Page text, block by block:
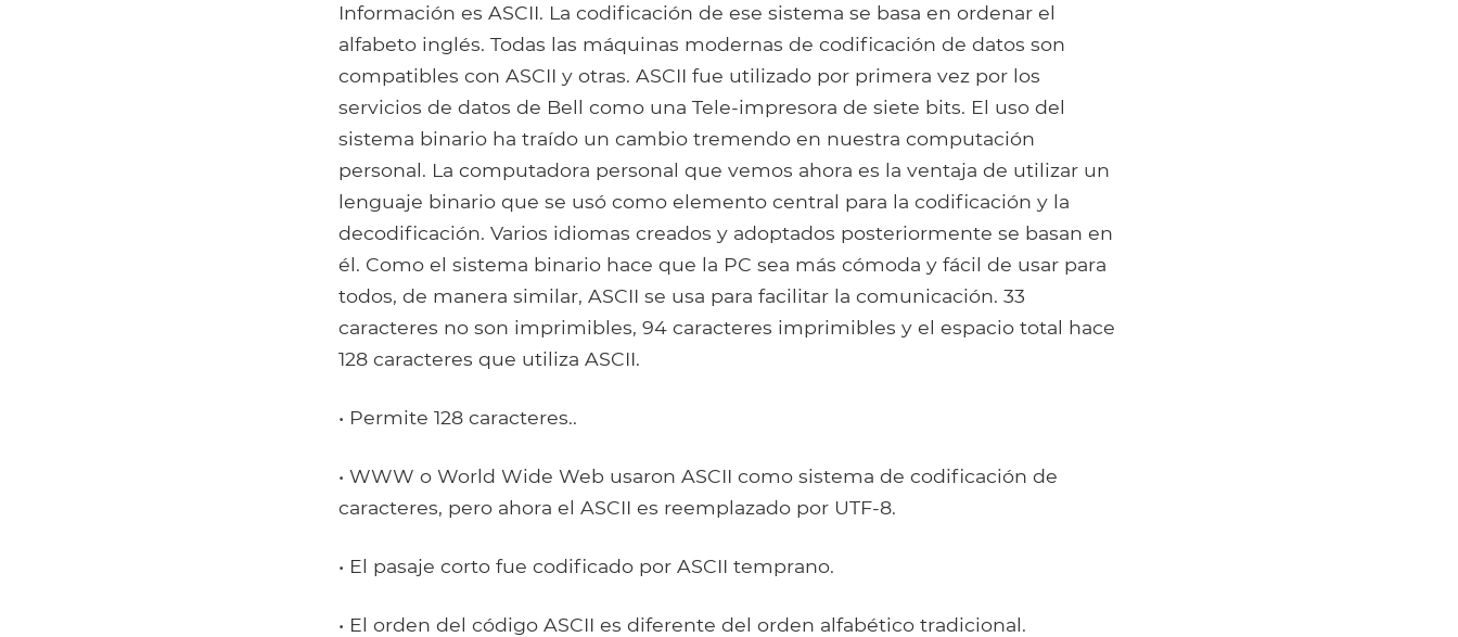
Información es ASCII. La codificación de ese sistema se basa en ordenar el
alfabeto inglés. Todas las máquinas modernas de codificación de datos son
compatibles con ASCII y otras. ASCII fue utilizado por primera vez por los
servicios de datos de Bell como una Tele-impresora de siete bits. El uso del
sistema binario ha traído un cambio tremendo en nuestra computación
personal. La computadora personal que vemos ahora es la ventaja de utilizar un
lenguaje binario que se usó como elemento central para la codificación y la
decodificación. Varios idiomas creados y adoptados posteriormente se basan en
él. Como el sistema binario hace que la PC sea más cómoda y fácil de usar para
todos, de manera similar, ASCII se usa para facilitar la comunicación. 33
caracteres no son imprimibles, 94 caracteres imprimibles y el espacio total hace
128 caracteres que utiliza ASCII.
• Permite 128 caracteres..
• WWW o World Wide Web usaron ASCII como sistema de codificación de
caracteres, pero ahora el ASCII es reemplazado por UTF-8.
• El pasaje corto fue codificado por ASCII temprano.
• El orden del código ASCII es diferente del orden alfabético tradicional.